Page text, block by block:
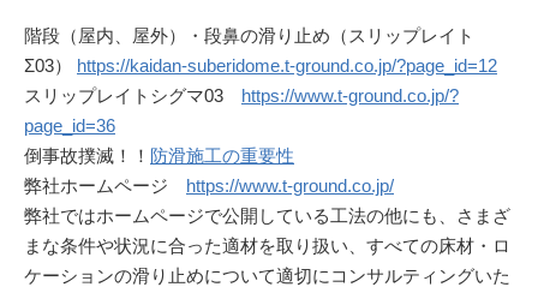
階段（屋内、屋外）・段鼻の滑り止め（スリップレイト
Σ03） https://kaidan-suberidome.t-ground.co.jp/?page_id=12
スリップレイトシグマ03 https://www.t-ground.co.jp/?
page_id=36
倒事故撲滅！！ 防滑施工の重要性
弊社ホームページ https://www.t-ground.co.jp/
弊社ではホームページで公開している工法の他にも、さまざ
まな条件や状況に合った適材を取り扱い、すべての床材・ロ
ケーションの滑り止めについて適切にコンサルティングいた